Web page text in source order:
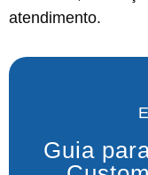
atendimento.
Guia